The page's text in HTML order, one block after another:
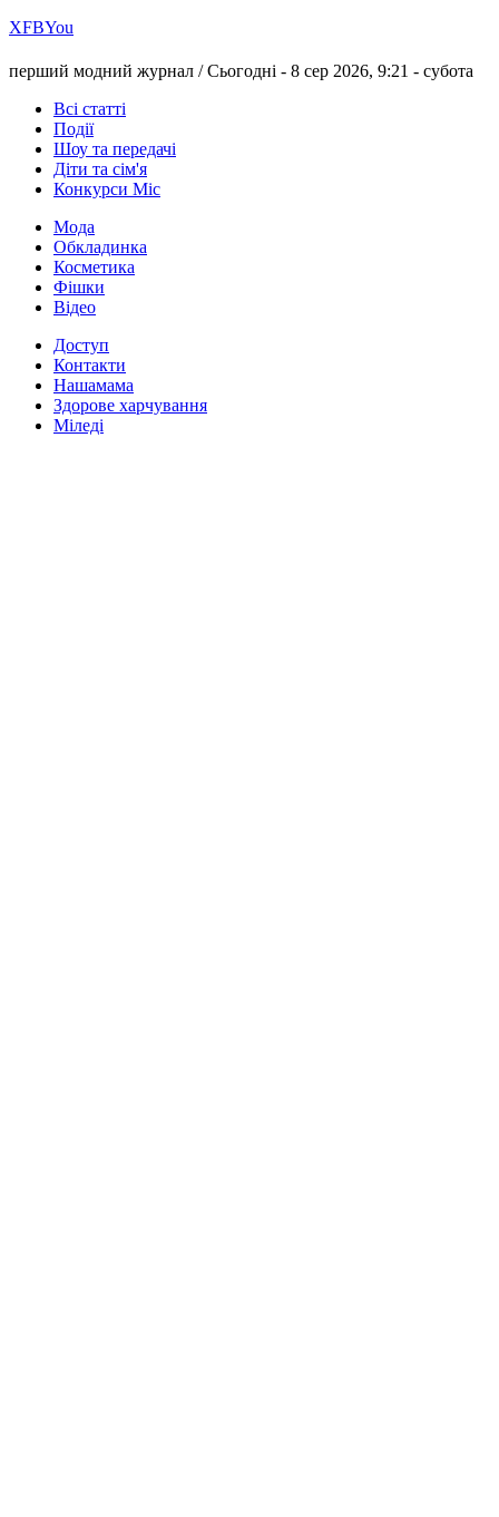
ХFBYou
перший модний журнал /Сьогодні - 8 сер 2026, 9:21 - субота
Всі статті
Події
Шоу та передачі
Діти та сім'я
Конкурси Міс
Мода
Обкладинка
Косметика
Фішки
Відео
Доступ
Контакти
Нашамама
Здорове харчування
Міледі